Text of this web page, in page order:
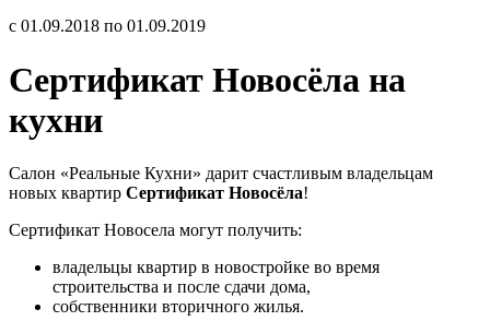
с 01.09.2018 по 01.09.2019
Сертификат Новосёла на
кухни
Салон «Реальные Кухни» дарит счастливым владельцам
новых квартир Сертификат Новосёла!
Сертификат Новосела могут получить:
владельцы квартир в новостройке во время
строительства и после сдачи дома,
собственники вторичного жилья.